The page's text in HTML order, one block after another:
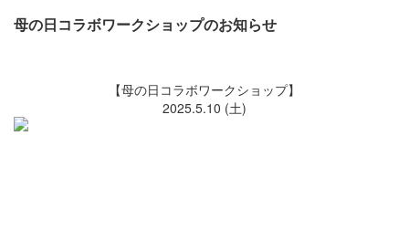
母の日コラボワークショップのお知らせ
【母の日コラボワークショップ】
2025.5.10 (土)